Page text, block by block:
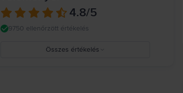
4.8/5
9750 ellenőrzött értékelés
Összes értékelés